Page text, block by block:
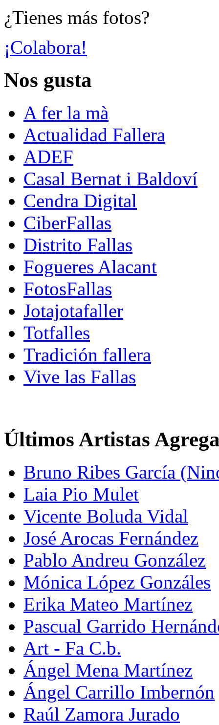
¿Tienes más fotos?
¡Colabora!
Nos gusta
A fer la mà
Actualidad Fallera
ADEF
Casal Bernat i Baldoví
Cendra Digital
CiberFallas
Distrito Fallas
Fogueres Alacant
FotosFallas
Jotajotafaller
Totfalles
Tradición fallera
Vive las Fallas
Últimos Artistas
Bruno Ribes García
Laia Pio Mulet
Vicente Boluda Vidal
José Arocas Fernández
Pablo Andreu González
Mónica López Gonzáles
Erika Mateo Martínez
Pascual Garrido
Art - Fa C.b.
Ángel Mena Martínez
Ángel Carrillo Imbernón
Raúl Zamora Jurado